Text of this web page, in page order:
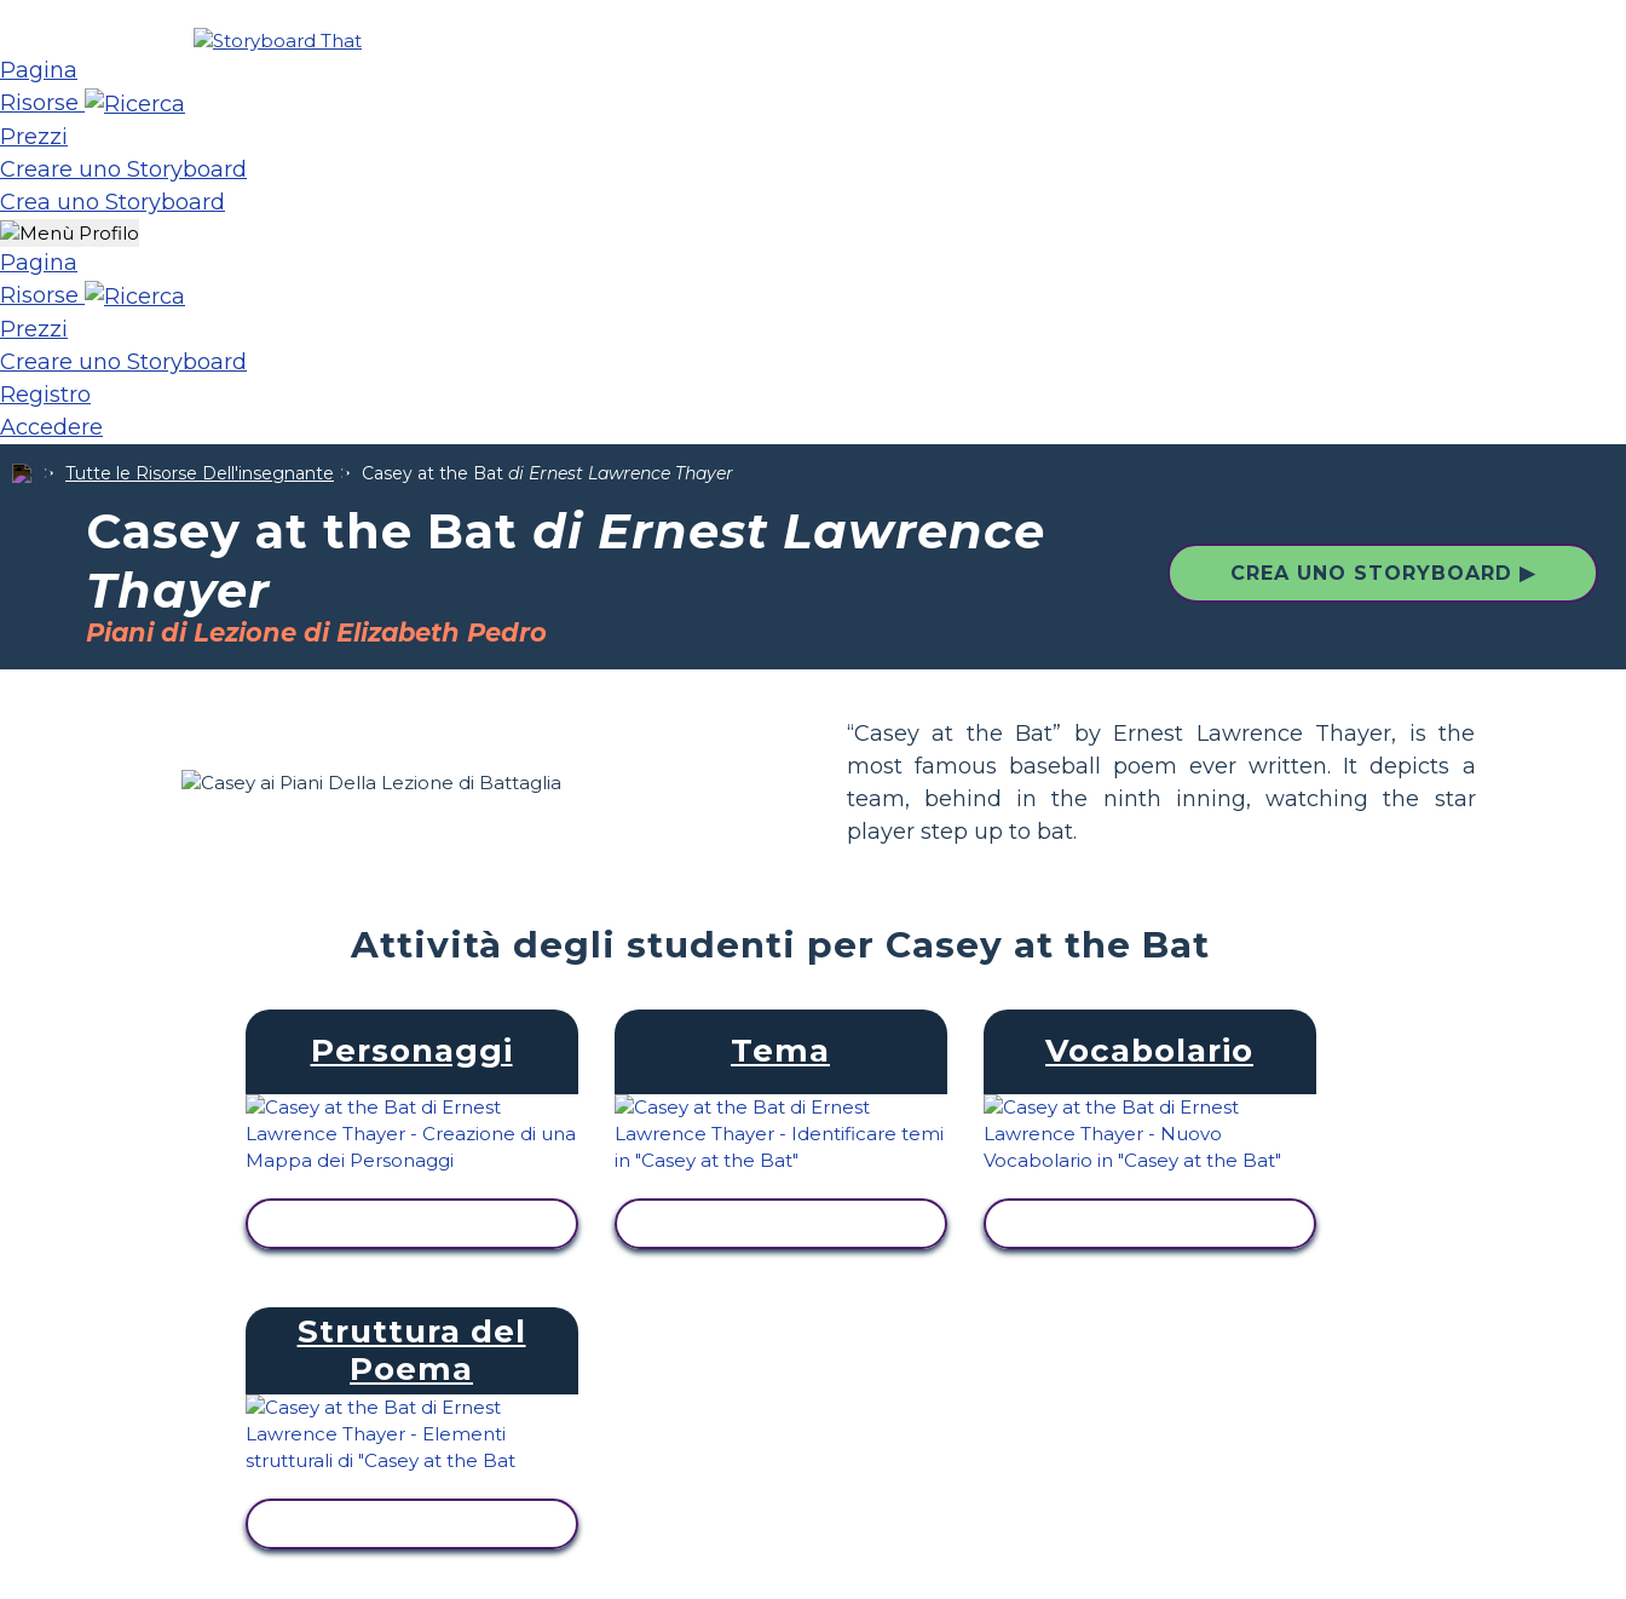
Pagina
Risorse
Prezzi
Creare uno Storyboard
Crea uno Storyboard
Pagina
Risorse
Prezzi
Creare uno Storyboard
Registro
Accedere
Tutte le Risorse Dell'insegnante Casey at the Bat di Ernest Lawrence Thayer
Casey at the Bat di Ernest Lawrence
Thayer
Piani di Lezione di Elizabeth Pedro
CREA UNO STORYBOARD ▶
“Casey at the Bat” by Ernest Lawrence Thayer, is the
most famous baseball poem ever written. It depicts a
team, behind in the ninth inning, watching the star
player step up to bat.
Attività degli studenti per Casey at the Bat
Personaggi Tema Vocabolario
Struttura del
Poema